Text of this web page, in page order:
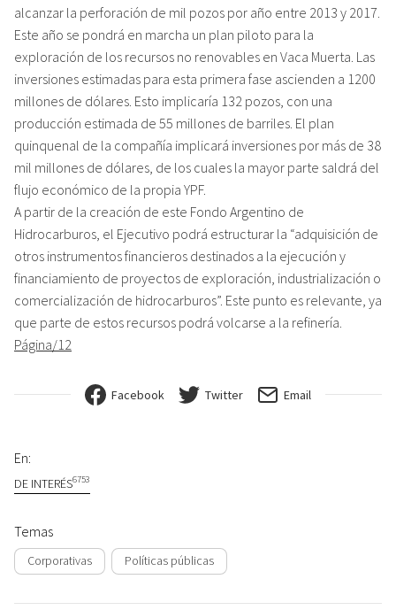
alcanzar la perforación de mil pozos por año entre 2013 y 2017.
Este año se pondrá en marcha un plan piloto para la
exploración de los recursos no renovables en Vaca Muerta. Las
inversiones estimadas para esta primera fase ascienden a 1200
millones de dólares. Esto implicaría 132 pozos, con una
producción estimada de 55 millones de barriles. El plan
quinquenal de la compañía implicará inversiones por más de 38
mil millones de dólares, de los cuales la mayor parte saldrá del
flujo económico de la propia YPF.
A partir de la creación de este Fondo Argentino de
Hidrocarburos, el Ejecutivo podrá estructurar la “adquisición de
otros instrumentos financieros destinados a la ejecución y
financiamiento de proyectos de exploración, industrialización o
comercialización de hidrocarburos”. Este punto es relevante, ya
que parte de estos recursos podrá volcarse a la refinería.
Página/12
Facebook Twitter Email
En:
DE INTERÉS6753
Temas
Corporativas Políticas públicas